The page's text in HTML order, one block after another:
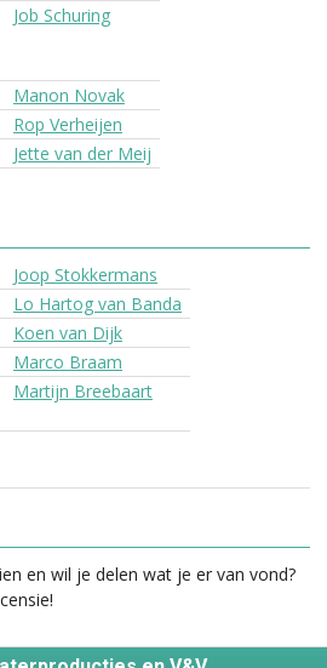
Job Schuring
Manon Novak
Rop Verheijen
Jette van der Meij
Joop Stokkermans
Lo Hartog van Banda
Koen van Dijk
Marco Braam
Martijn Breebaart
en wil je delen wat je er van vond?